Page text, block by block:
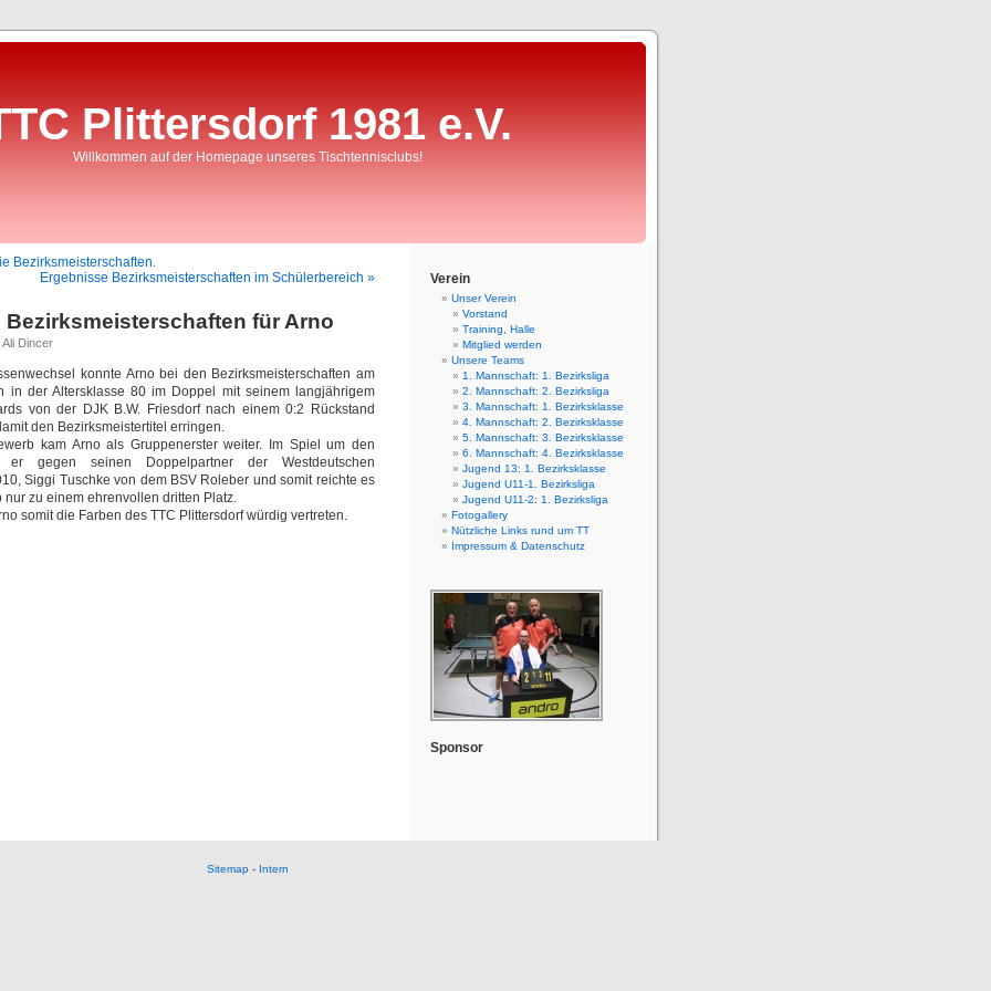
Plittersdorf 1981 e.V.
Willkommen auf der Homepage unseres Tischtennisclubs!
Bezirksmeisterschaften.
Ergebnisse Bezirksmeisterschaften im Schülerbereich »
Bezirksmeisterschaften für Arno
Dincer
konnte Arno bei den Bezirksmeisterschaften am
in der Altersklasse 80 im Doppel mit seinem langjährigem
von der DJK B.W. Friesdorf nach einem 0:2 Rückstand
den Bezirksmeistertitel erringen.
kam Arno als Gruppenerster weiter. Im Spiel um den
er gegen seinen Doppelpartner der Westdeutschen
Siggi Tuschke von dem BSV Roleber und somit reichte es
nur zu einem ehrenvollen dritten Platz.
somit die Farben des TTC Plittersdorf würdig vertreten.
Verein
Unser Verein
Vorstand
Training, Halle
Mitglied werden
Unsere Teams
1. Mannschaft: 1. Bezirksliga
2. Mannschaft: 2. Bezirksliga
3. Mannschaft: 1. Bezirksklasse
4. Mannschaft: 2. Bezirksklasse
5. Mannschaft: 3. Bezirksklasse
6. Mannschaft: 4. Bezirksklasse
Jugend 13: 1. Bezirksklasse
Jugend U11-1. Bezirksliga
Jugend U11-2: 1. Bezirksliga
Fotogallery
Nützliche Links rund um TT
Impressum & Datenschutz
Sponsor
Sitemap - Intern